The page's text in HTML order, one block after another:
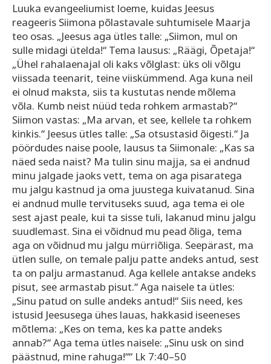
Luuka evangeeliumist loeme, kuidas Jeesus
reageeris Siimona põlastavale suhtumisele Maarja
teo osas. „Jeesus aga ütles talle: „Siimon, mul on
sulle midagi ütelda!“ Tema lausus: „Räägi, Õpetaja!“
„Ühel rahalaenajal oli kaks võlglast: üks oli võlgu
viissada teenarit, teine viiskümmend. Aga kuna neil
ei olnud maksta, siis ta kustutas nende mõlema
võla. Kumb neist nüüd teda rohkem armastab?“
Siimon vastas: „Ma arvan, et see, kellele ta rohkem
kinkis.“ Jeesus ütles talle: „Sa otsustasid õigesti.“ Ja
pöördudes naise poole, lausus ta Siimonale: „Kas sa
näed seda naist? Ma tulin sinu majja, sa ei andnud
minu jalgade jaoks vett, tema on aga pisaratega
mu jalgu kastnud ja oma juustega kuivatanud. Sina
ei andnud mulle tervituseks suud, aga tema ei ole
sest ajast peale, kui ta sisse tuli, lakanud minu jalgu
suudlemast. Sina ei võidnud mu pead õliga, tema
aga on võidnud mu jalgu mürriõliga. Seepärast, ma
ütlen sulle, on temale palju patte andeks antud, sest
ta on palju armastanud. Aga kellele antakse andeks
pisut, see armastab pisut.“ Aga naisele ta ütles:
„Sinu patud on sulle andeks antud!“ Siis need, kes
istusid Jeesusega ühes lauas, hakkasid iseeneses
mõtlema: „Kes on tema, kes ka patte andeks
annab?“ Aga tema ütles naisele: „Sinu usk on sind
päästnud, mine rahuga!““ Lk 7:40–50